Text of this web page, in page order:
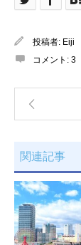
投稿者: Eiji
コメント: 3
関連記事